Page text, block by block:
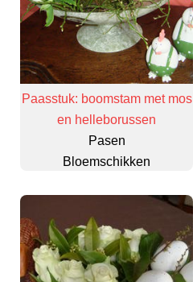
Paasstuk: boomstam met mos
en helleborussen
Pasen
Bloemschikken